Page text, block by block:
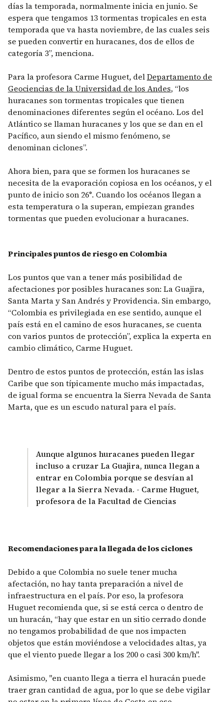
días la temporada, normalmente inicia en junio. Se
espera que tengamos 13 tormentas tropicales en esta
temporada que va hasta noviembre, de las cuales seis
se pueden convertir en huracanes, dos de ellos de
categoría 3”, menciona.
Para la profesora Carme Huguet, delDepartamento de
Geociencias de la Universidad de los Andes, “los
huracanes son tormentas tropicales que tienen
denominaciones diferentes según el océano. Los del
Atlántico se llaman huracanes y los que se dan en el
Pacífico, aun siendo el mismo fenómeno, se
denominan ciclones”.
Ahora bien, para que se formen los huracanes se
necesita de la evaporación copiosa en los océanos, y el
punto de inicio son 26°. Cuando los océanos llegan a
esta temperatura o la superan, empiezan grandes
tormentas que pueden evolucionar a huracanes.
Principales puntos de riesgo en Colombia
Los puntos que van a tener más posibilidad de
afectaciones por posibles huracanes son: La Guajira,
Santa Marta y San Andrés y Providencia. Sin embargo,
“Colombia es privilegiada en ese sentido, aunque el
país está en el camino de esos huracanes, se cuenta
con varios puntos de protección”, explica la experta en
cambio climático, Carme Huguet.
Dentro de estos puntos de protección, están las islas
Caribe que son típicamente mucho más impactadas,
de igual forma se encuentra la Sierra Nevada de Santa
Marta, que es un escudo natural para el país.
Aunque algunos huracanes pueden llegar
incluso a cruzar La Guajira, nunca llegan a
entrar en Colombia porque se desvían al
llegar a la Sierra Nevada. - Carme Huguet,
profesora de la Facultad de Ciencias
Recomendaciones para la llegada de los ciclones
Debido a que Colombia no suele tener mucha
afectación, no hay tanta preparación a nivel de
infraestructura en el país. Por eso, la profesora
Huguet recomienda que, si se está cerca o dentro de
un huracán, “hay que estar en un sitio cerrado donde
no tengamos probabilidad de que nos impacten
objetos que están moviéndose a velocidades altas, ya
que el viento puede llegar a los 200 o casi 300 km/h".
Asimismo, "en cuanto llega a tierra el huracán puede
traer gran cantidad de agua, por lo que se debe vigilar